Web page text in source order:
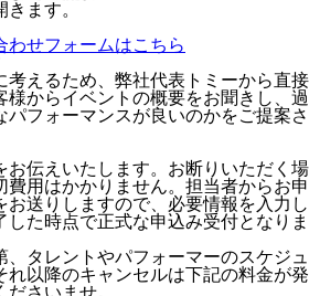
ます。
わせフォームはこちら
考えるため、弊社代表トミーから直接
様からイベントの概要をお聞きし、過
パフォーマンスが良いのかをご提案さ
お伝えいたします。お断りいただく場
費用はかかりません。担当者からお申
お送りしますので、必要情報を入力し
た時点で正式な申込み受付となりま
タレントやパフォーマーのスケジュ
れ以降のキャンセルは下記の料金が発
さいませ。